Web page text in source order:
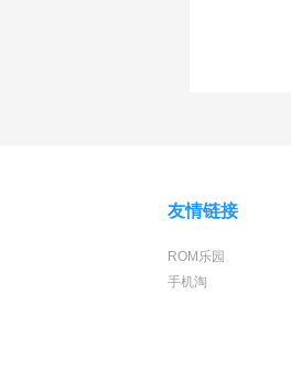
友情链接
ROM乐园
手机淘